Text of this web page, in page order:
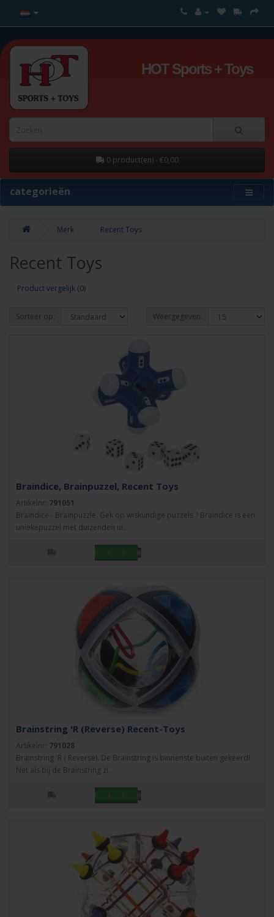
HOT Sports + Toys
0 product(en) - €0,00
categorieën
Merk Recent Toys
Recent Toys
Product vergelijk (0)
Sorteer op: Weergegeven:
Braindice, Brainpuzzel, Recent Toys
Artikelnr: 791051
Braindice - Brainpuzzle. Gek op wiskundige puzzels ? Braindice is een
uniekepuzzel met duizenden ui..
Brainstring 'R (Reverse) Recent-Toys
Artikelnr: 791028
Brainstring 'R ( Reverse). De Brainstring is binnenste buiten gekeerd!
Net als bij de Brainstring zi..